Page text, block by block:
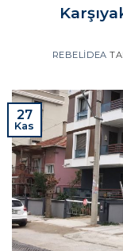
REBELIDEA
27
Kas